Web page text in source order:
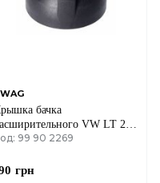
бачка
VW LT 28-
9699 90 2269
грн